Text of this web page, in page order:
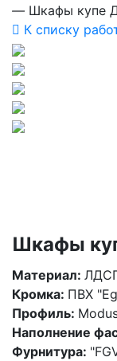
— Шкафы купе
К списку
Шкафы
Материал:
Кромка: ПВХ
Профиль:
Наполнение
Фурнитура: